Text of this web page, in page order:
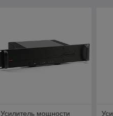
Усилитель мощности